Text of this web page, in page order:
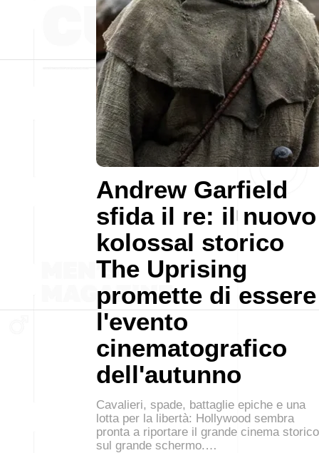
Andrew Garfield
sfida il re: il nuovo
kolossal storico
The Uprising
promette di essere
l'evento
cinematografico
dell'autunno
Cavalieri, spade, battaglie epiche e una
lotta per la libertà: Hollywood sembra
pronta a riportare il grande cinema storico
sul grande schermo.…